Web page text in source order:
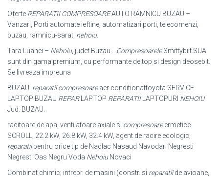
Oferte REPARATII COMPRESOAREAUTO RAMNICU BUZAU –
Vanzari, Porti automate ieftine, automatizari porti, telecomenzi,
buzau, ramnicu-sarat, nehoiu.
Tara Luanei – Nehoiu, judet Buzau .. CompresoareleSmittybilt SUA
sunt din gama premium, cu performante de top si design deosebit.
Se livreaza impreuna
BUZAU. reparatii compresoareaer conditionattoyota SERVICE
LAPTOP BUZAU REPARLAPTOP REPARATIILAPTOPURI NEHOIU
Jud. BUZAU.
racitoare de apa, ventilatoare axiale si compresoareermetice
SCROLL, 22.2 kW, 26.8 kW, 32.4 kW, agent de racire ecologic,
reparatiipentru orice tip de Nadlac Nasaud Navodari Negresti
Negresti Oas Negru Voda NehoiuNovaci
Combinat chimic; intrepr. de masini (constr. si reparatiide avioane,